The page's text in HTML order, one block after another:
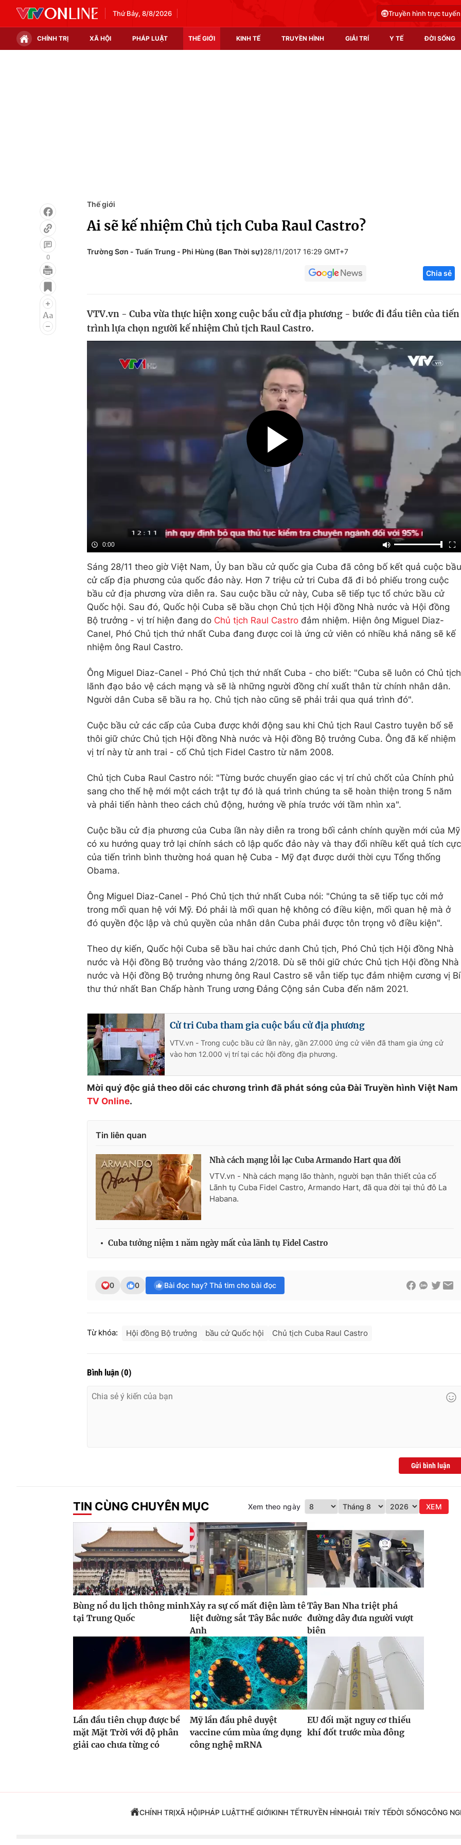
Thứ Bảy, 8/8/2026 Truyền hình trực tuyến
CHÍNH TRỊ XÃ HỘI PHÁP LUẬT THẾ GIỚI KINH TẾ TRUYỀN HÌNH GIẢI TRÍ Y TẾ ĐỜI SỐNG
Điện ảnh
Âm nhạc
Làm đẹp
Chất lượng cuộc sống
Học trực tuyến
Công nghệ
Sản phẩm
Thị trường
Tư vấn
0
Thế giới
Ai sẽ kế nhiệm Chủ tịch Cuba Raul Castro?
Trường Sơn - Tuấn Trung - Phi Hùng (Ban Thời sự)28/11/2017 16:29 GMT+7
Chia sẻ
VTV.vn - Cuba vừa thực hiện xong cuộc bầu cử địa phương - bước đi đầu tiên của tiến
trình lựa chọn người kế nhiệm Chủ tịch Raul Castro.
0:00
Sáng 28/11 theo giờ Việt Nam, Ủy ban bầu cử quốc gia Cuba đã công bố kết quả cuộc bầu
cử cấp địa phương của quốc đảo này. Hơn 7 triệu cử tri Cuba đã đi bỏ phiếu trong cuộc
bầu cử địa phương vừa diễn ra. Sau cuộc bầu cử này, Cuba sẽ tiếp tục tổ chức bầu cử
Quốc hội. Sau đó, Quốc hội Cuba sẽ bầu chọn Chủ tịch Hội đồng Nhà nước và Hội đồng
Bộ trưởng - vị trí hiện đang do Chủ tịch Raul Castro đảm nhiệm. Hiện ông Miguel Diaz-
Canel, Phó Chủ tịch thứ nhất Cuba đang được coi là ứng cử viên có nhiều khả năng sẽ kế
nhiệm ông Raul Castro.
Ông Miguel Diaz-Canel - Phó Chủ tịch thứ nhất Cuba - cho biết: "Cuba sẽ luôn có Chủ tịch
lãnh đạo bảo vệ cách mạng và sẽ là những người đồng chí xuất thân từ chính nhân dân.
Người dân Cuba sẽ bầu ra họ. Chủ tịch nào cũng sẽ phải trải qua quá trình đó".
Cuộc bầu cử các cấp của Cuba được khởi động sau khi Chủ tịch Raul Castro tuyên bố sẽ
thôi giữ chức Chủ tịch Hội đồng Nhà nước và Hội đồng Bộ trưởng Cuba. Ông đã kế nhiệm
vị trí này từ anh trai - cố Chủ tịch Fidel Castro từ năm 2008.
Chủ tịch Cuba Raul Castro nói: "Từng bước chuyển giao các vị trí chủ chốt của Chính phủ
sang cho thế hệ mới một cách trật tự đó là quá trình chúng ta sẽ hoàn thiện trong 5 năm
và phải tiến hành theo cách chủ động, hướng về phía trước với tầm nhìn xa".
Cuộc bầu cử địa phương của Cuba lần này diễn ra trong bối cảnh chính quyền mới của Mỹ
có xu hướng quay trở lại chính sách cô lập quốc đảo này và thay đổi nhiều kết quả tích cực
của tiến trình bình thường hoá quan hệ Cuba - Mỹ đạt được dưới thời cựu Tổng thống
Obama.
Ông Miguel Diaz-Canel - Phó Chủ tịch thứ nhất Cuba nói: "Chúng ta sẽ tiếp tục cởi mở
trong mối quan hệ với Mỹ. Đó phải là mối quan hệ không có điều kiện, mối quan hệ mà ở
đó quyền độc lập và chủ quyền của nhân dân Cuba phải được tôn trọng vô điều kiện".
Theo dự kiến, Quốc hội Cuba sẽ bầu hai chức danh Chủ tịch, Phó Chủ tịch Hội đồng Nhà
nước và Hội đồng Bộ trưởng vào tháng 2/2018. Dù sẽ thôi giữ chức Chủ tịch Hội đồng Nhà
nước và Hội đồng Bộ trưởng nhưng ông Raul Castro sẽ vẫn tiếp tục đảm nhiệm cương vị Bí
thư thứ nhất Ban Chấp hành Trung ương Đảng Cộng sản Cuba đến năm 2021.
Cử tri Cuba tham gia cuộc bầu cử địa phương
VTV.vn - Trong cuộc bầu cử lần này, gần 27.000 ứng cử viên đã tham gia ứng cử
vào hơn 12.000 vị trí tại các hội đồng địa phương.
Mời quý độc giả theo dõi các chương trình đã phát sóng của Đài Truyền hình Việt Nam
TV Online.
Tin liên quan
Nhà cách mạng lỗi lạc Cuba Armando Hart qua đời
VTV.vn - Nhà cách mạng lão thành, người bạn thân thiết của cố
Lãnh tụ Cuba Fidel Castro, Armando Hart, đã qua đời tại thủ đô La
Habana.
Cuba tưởng niệm 1 năm ngày mất của lãnh tụ Fidel Castro
0 0 Bài đọc hay? Thả tim cho bài đọc
Từ khóa: Hội đồng Bộ trưởng bầu cử Quốc hội Chủ tịch Cuba Raul Castro
Bình luận (0)
Gửi bình luận
TIN CÙNG CHUYÊN MỤC Xem theo ngày XEM
Bùng nổ du lịch thông minh
tại Trung Quốc
Xảy ra sự cố mất điện làm tê
liệt đường sắt Tây Bắc nước
Anh
Tây Ban Nha triệt phá
đường dây đưa người vượt
biên
Lần đầu tiên chụp được bề
mặt Mặt Trời với độ phân
giải cao chưa từng có
Mỹ lần đầu phê duyệt
vaccine cúm mùa ứng dụng
công nghệ mRNA
EU đối mặt nguy cơ thiếu
khí đốt trước mùa đông
CHÍNH TRỊXÃ HỘIPHÁP LUẬTTHẾ GIỚIKINH TẾTRUYỀN HÌNHGIẢI TRÍY TẾĐỜI SỐNGCÔNG